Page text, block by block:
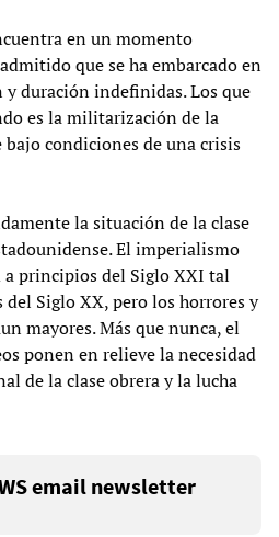
en un momento
que se ha embarcado en
duración indefinidas. Los que
es la militarización de la
condiciones de una crisis
la situación de la clase
El imperialismo
a principios del Siglo XXI tal
Siglo XX, pero los horrores y
mayores. Más que nunca, el
ponen en relieve la necesidad
de la clase obrera y la lucha
email newsletter